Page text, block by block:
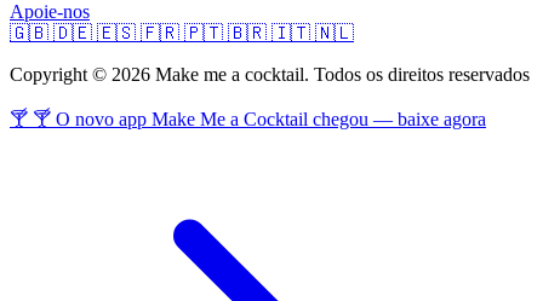
Apoie-nos
🇬🇧 🇩🇪 🇪🇸 🇫🇷 🇵🇹 🇧🇷 🇮🇹 🇳🇱
Copyright © 2026 Make me a cocktail. Todos os direitos reservados
🍸 🍸 O novo app Make Me a Cocktail chegou — baixe agora